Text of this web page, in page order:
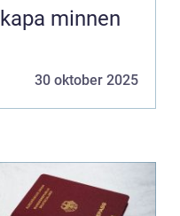
minnen
30 oktober 2025